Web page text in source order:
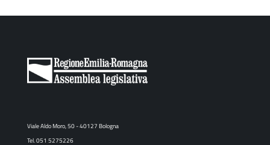
Viale Aldo Moro, 50 - 40127 Bologna
Tel. 051 5275226